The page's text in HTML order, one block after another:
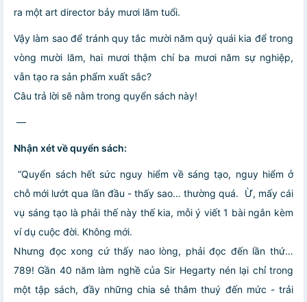
ra một art director bảy mươi lăm tuổi.
Vậy làm sao để tránh quy tắc mười năm quỷ quái kia để trong
vòng mười lăm, hai mươi thậm chí ba mươi năm sự nghiệp,
vẫn tạo ra sản phẩm xuất sắc?
Câu trả lời sẽ nằm trong quyển sách này!
—
Nhận xét về quyển sách:
“Quyển sách hết sức nguy hiểm về sáng tạo, nguy hiểm ở
chỗ mới lướt qua lần đầu - thấy sao… thường quá. Ừ, mấy cái
vụ sáng tạo là phải thế này thế kia, mỗi ý viết 1 bài ngắn kèm
ví dụ cuộc đời. Không mới.
Nhưng đọc xong cứ thấy nao lòng, phải đọc đến lần thứ…
789! Gần 40 năm làm nghề của Sir Hegarty nén lại chỉ trong
một tập sách, đầy những chia sẻ thâm thuý đến mức - trải